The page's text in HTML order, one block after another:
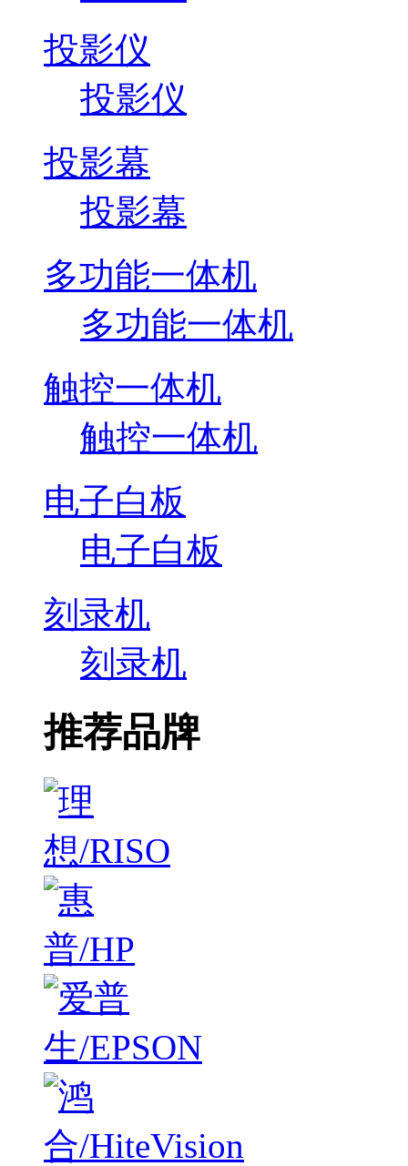
投影仪
投影仪
投影幕
投影幕
多功能一体机
多功能一体机
触控一体机
触控一体机
电子白板
电子白板
刻录机
刻录机
推荐品牌